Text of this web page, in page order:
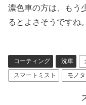
濃色車の方は、もう
るとよさそうですね。
コーティング 洗車
スマートミスト
モノ